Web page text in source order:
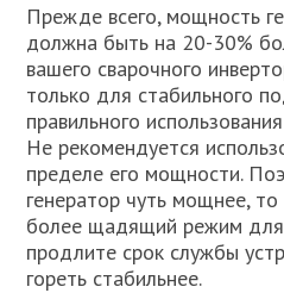
Прежде всего, мощность
должна быть на 20-30%
вашего сварочного
только для стабильного
правильного
Не рекомендуется
пределе его мощности.
генератор чуть мощнее,
более щадящий режим для
продлите срок службы
гореть стабильнее.